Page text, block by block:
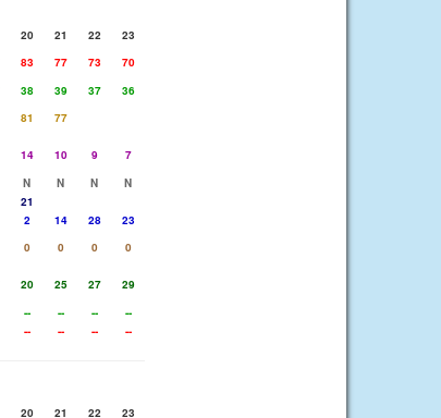
20 21 22
23
83 77 73
70
38 39 37
36
81
77
14 10 9
7
N N N
N
21
2 14 28
23
0 0 0
0
20 25 27
29
-- -- --
--
-- -- -- --
20 21 22
23